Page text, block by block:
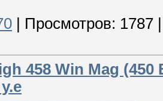
| Просмотров: 1787
458 Win Mag (450